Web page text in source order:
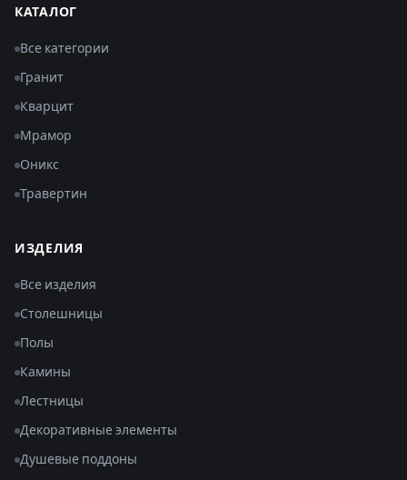
КАТАЛОГ
Все категории
Гранит
Кварцит
Мрамор
Оникс
Травертин
ИЗДЕЛИЯ
Все изделия
Столешницы
Полы
Камины
Лестницы
Декоративные элементы
Душевые поддоны